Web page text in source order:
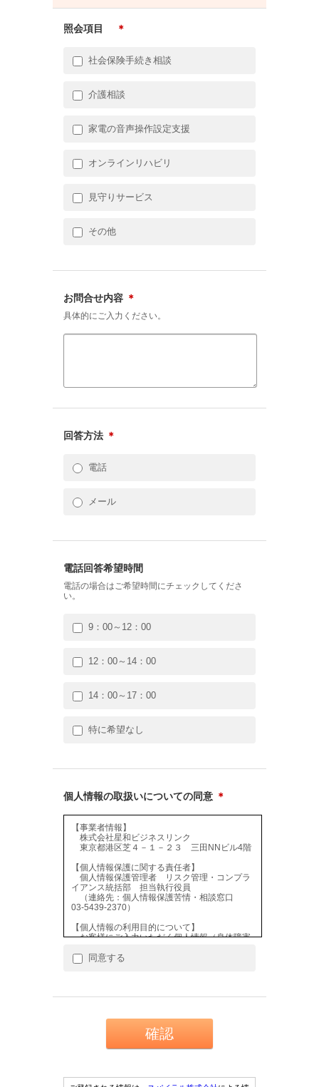
照会項目 ＊
社会保険手続き相談
介護相談
家電の音声操作設定支援
オンラインリハビリ
見守りサービス
その他
お問合せ内容 ＊
具体的にご入力ください。
回答方法 ＊
電話
メール
電話回答希望時間
電話の場合はご希望時間にチェックしてくださ
い。
9：00～12：00
12：00～14：00
14：00～17：00
特に希望なし
個人情報の取扱いについての同意 ＊
【事業者情報】
株式会社星和ビジネスリンク
東京都港区芝４－１－２３ 三田NNビル4階
【個人情報保護に関する責任者】
個人情報保護管理者 リスク管理・コンプラ
イアンス統括部 担当執行役員
（連絡先：個人情報保護苦情・相談窓口
03-5439-2370）
【個人情報の利用目的について】
お客様にご入力いただく個人情報（身体障害
ービスのご案内、ご利用資格の確認、本サービ
連・付随する業務に利用します。
【個人情報の第三者提供について】
お預かりした個人情報については、本人の同
意または法令に基づく場合を除き、第三者提供
することはございません。但し、ご利用資格の
同意する